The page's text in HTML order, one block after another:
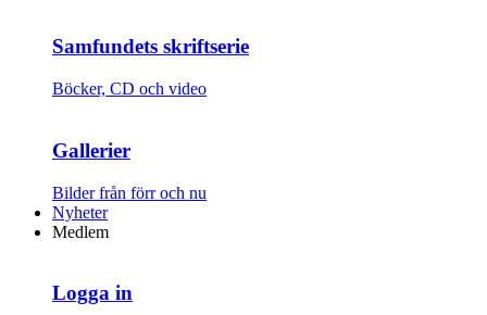
Samfundets skriftserie
Böcker, CD och video
Gallerier
Bilder från förr och nu
Nyheter
Medlem
Logga in